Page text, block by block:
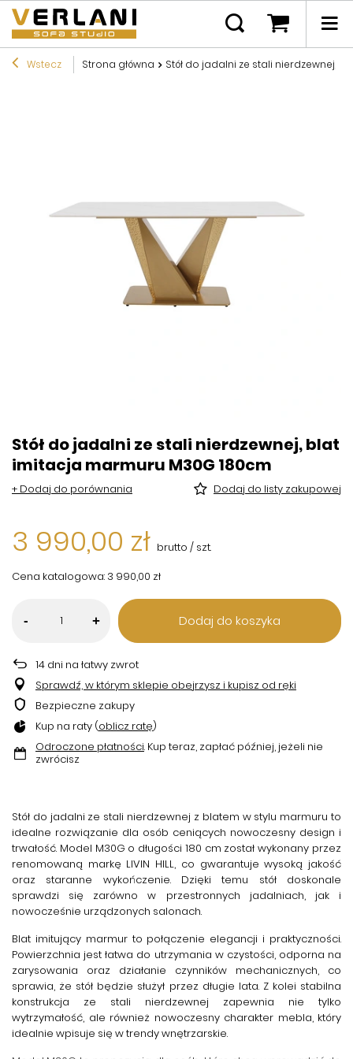
Wstecz Strona główna Stół do jadalni ze stali nierdzewnej,
Stół do jadalni ze stali nierdzewnej, blat
imitacja marmuru M30G 180cm
+ Dodaj do porównania Dodaj do listy zakupowej
3 990,00 zł brutto / szt.
Cena katalogowa: 3 990,00 zł
- + Dodaj do koszyka
14 dni na łatwy zwrot
Sprawdź, w którym sklepie obejrzysz i kupisz od ręki
Bezpieczne zakupy
Kup na raty (oblicz ratę)
Odroczone płatności. Kup teraz, zapłać później, jeżeli nie
zwrócisz
Stół do jadalni ze stali nierdzewnej z blatem w stylu marmuru to
idealne rozwiązanie dla osób ceniących nowoczesny design i
trwałość. Model M30G o długości 180 cm został wykonany przez
renomowaną markę LIVIN HILL, co gwarantuje wysoką jakość
oraz staranne wykończenie. Dzięki temu stół doskonale
sprawdzi się zarówno w przestronnych jadalniach, jak i
nowocześnie urządzonych salonach.
Blat imitujący marmur to połączenie elegancji i praktyczności.
Powierzchnia jest łatwa do utrzymania w czystości, odporna na
zarysowania oraz działanie czynników mechanicznych, co
sprawia, że stół będzie służył przez długie lata. Z kolei stabilna
konstrukcja ze stali nierdzewnej zapewnia nie tylko
wytrzymałość, ale również nowoczesny charakter mebla, który
idealnie wpisuje się w trendy wnętrzarskie.